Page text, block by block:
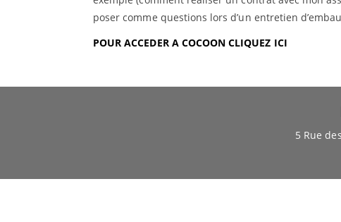
poser comme questions lors d’un entretien
POUR ACCEDER A COCOON CLIQUEZ ICI
5 Rue